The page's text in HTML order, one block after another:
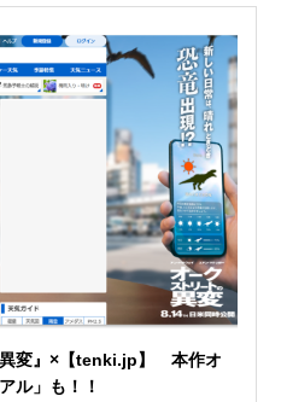
異変』×【tenki.jp】 本作オ
ル」も！！